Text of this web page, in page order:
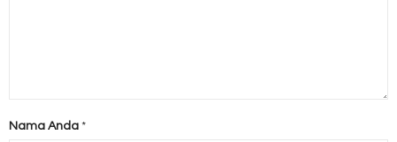
Nama Anda *